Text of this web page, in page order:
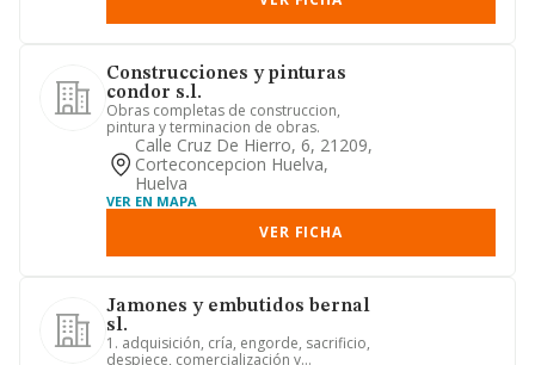
Construcciones y pinturas
condor s.l.
Obras completas de construccion,
pintura y terminacion de obras.
Calle Cruz De Hierro, 6, 21209,
Corteconcepcion Huelva,
Huelva
VER EN MAPA
VER FICHA
Jamones y embutidos bernal
sl.
1. adquisición, cría, engorde, sacrificio,
despiece, comercialización y